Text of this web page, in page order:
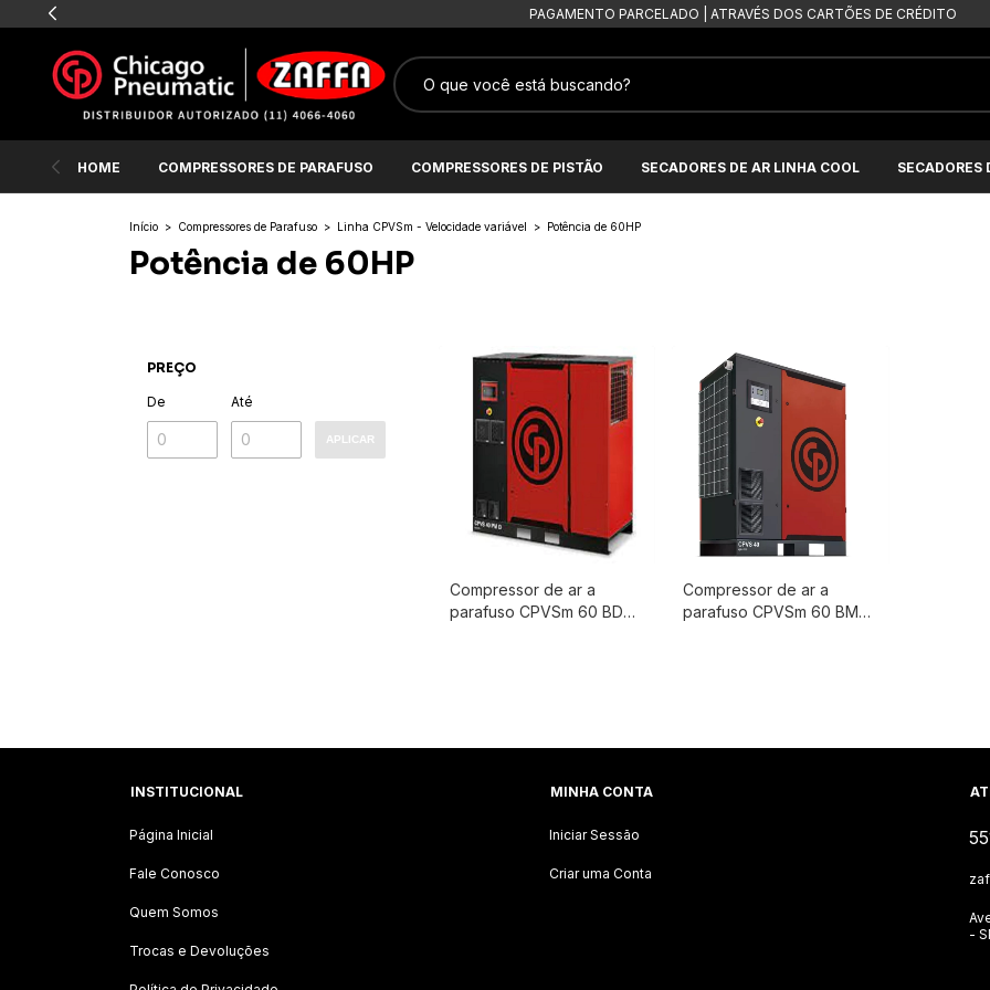
PAGAMENTO PARCELADO | ATRAVÉS DOS CARTÕES DE CRÉDITO
HOME COMPRESSORES DE PARAFUSO COMPRESSORES DE PISTÃO SECADORES DE AR LINHA COOL SECADORES
Início > Compressores de Parafuso > Linha CPVSm - Velocidade variável > Potência de 60HP
Potência de 60HP
PREÇO
De Até
APLICAR
Compressor de ar a
parafuso CPVSm 60 BD
Compressor de ar a
parafuso CPVSm 60 BM
INSTITUCIONAL
Página Inicial
Fale Conosco
Quem Somos
Trocas e Devoluções
MINHA CONTA
Iniciar Sessão
Criar uma Conta
-